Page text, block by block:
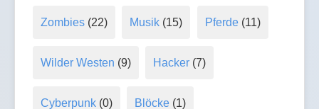
Zombies(22) Musik (15) Pferde(11)
Wilder Westen (9) Hacker (7)
Cyberpunk(0) Blöcke (1)